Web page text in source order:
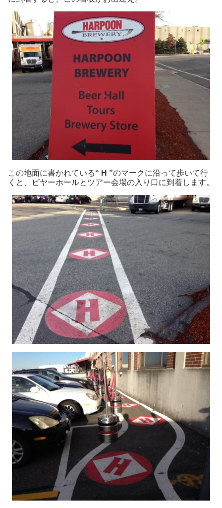
この地面に書かれている“ H ”のマークに沿って歩いて行
くと、ビヤーホールとツアー会場の入り口に到着します。